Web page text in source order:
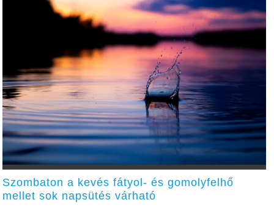
Szombaton a kevés fátyol- és gomolyfelhő
mellet sok napsütés várható